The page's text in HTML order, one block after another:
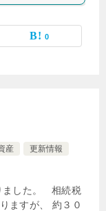
0
産
更新情報
ました。 相続税
ますが、 約３０